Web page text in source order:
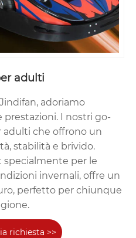
adulti
adoriamo
I nostri go-
adulti che offrono un
stabilità e brivido.
per le
invernali, offre un
perfetto per chiunque
richiesta >>